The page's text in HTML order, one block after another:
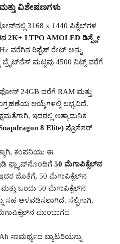
ಮತ್ತು ವಿಶೇಷಣಗಳು
3168 x 1440 ಪಿಕ್ಸೆಲ್‌ಗಳ
2K+ LTPO AMOLED ಡಿಸ್ಪ್ಲೇ
ವರೆಗಿನ ರಿಫ್ರೆಶ್ ರೇಟ್ ಅನ್ನು
ಬ್ರೈಟ್‌ನೆಸ್ ಮಟ್ಟವು 4500 ನಿಟ್ಸ್ ವರೆಗೆ
ಫೋನ್ 24GB ವರೆಗೆ RAM ಮತ್ತು
ಆಯ್ಕೆಗಳಲ್ಲಿ ಲಭ್ಯವಿದೆ.
ಇದರಲ್ಲಿ ಅತ್ಯಾಧುನಿಕ
8 Elite) ಪ್ರೊಸೆಸರ್
ಕಂಪನಿಯು ಈ
ಫ್ಲ್ಯಾಷ್‌ನೊಂದಿಗೆ 50 ಮೆಗಾಪಿಕ್ಸೆಲ್‌ನ
ಜೊತೆಗೆ, 50 ಮೆಗಾಪಿಕ್ಸೆಲ್‌ನ
ಒಂದು 50 ಮೆಗಾಪಿಕ್ಸೆಲ್‌ನ
ಸಹ ಅಳವಡಿಸಲಾಗಿದೆ. ಸೆಲ್ಫಿಗಾಗಿ,
ಮುಂಭಾಗದ
ಸಾಮರ್ಥ್ಯದ ಬ್ಯಾಟರಿಯನ್ನು